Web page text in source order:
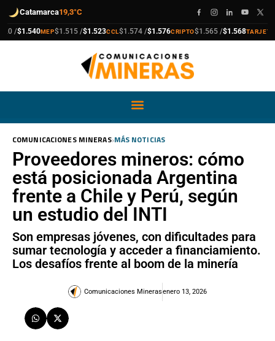
Catamarca19,3°C
$1.540 MEP
compra$1.515 /
venta $1.523 CCL
compra$1.574 /
venta $1.576 CRIPTO
compra$1.565 /
venta $1.568 TARJETA
compra
venta
COMUNICACIONES MINERAS›MÁS NOTICIAS
Proveedores mineros: cómo
está posicionada Argentina
frente a Chile y Perú, según
un estudio del INTI
Son empresas jóvenes, con dificultades para
sumar tecnología y acceder a financiamiento.
Los desafíos frente al boom de la minería
Comunicaciones Minerasenero 13, 2026